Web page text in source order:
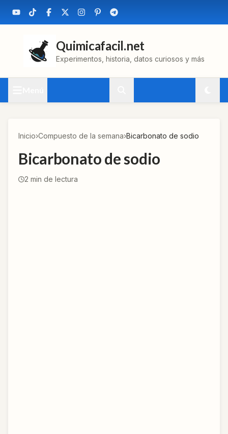
Quimicafacil.net
Experimentos, historia, datos curiosos y más
Inicio›Compuesto de la semana›Bicarbonato de sodio
Bicarbonato de sodio
2 min de lectura